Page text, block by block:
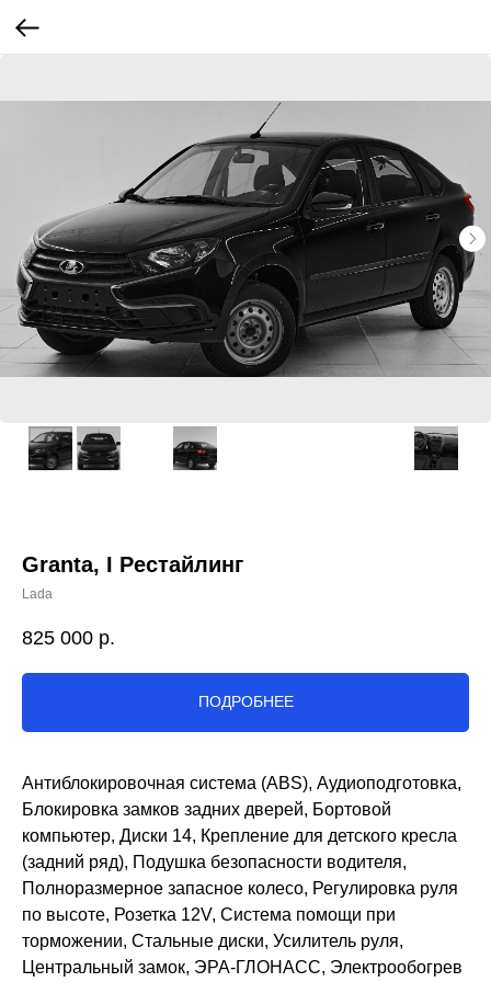
Granta, I Рестайлинг
Lada
825 000 р.
ПОДРОБНЕЕ
Антиблокировочная система (ABS), Аудиоподготовка,
Блокировка замков задних дверей, Бортовой
компьютер, Диски 14, Крепление для детского кресла
(задний ряд), Подушка безопасности водителя,
Полноразмерное запасное колесо, Регулировка руля
по высоте, Розетка 12V, Система помощи при
торможении, Стальные диски, Усилитель руля,
Центральный замок, ЭРА-ГЛОНАСС, Электрообогрев